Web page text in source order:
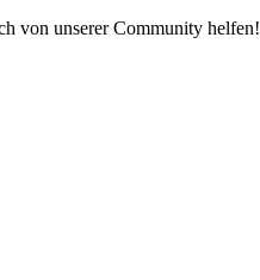
von unserer Community helfen!